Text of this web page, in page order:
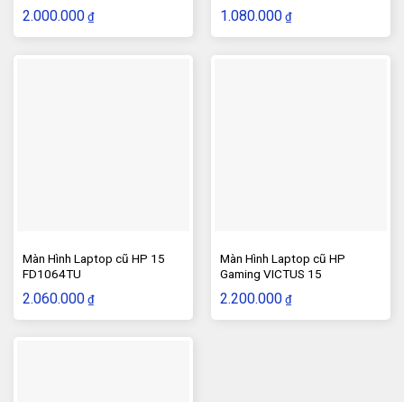
2.000.000 ₫ 1.080.000 ₫
Màn Hình Laptop cũ HP 15
FD1064TU
2.060.000 ₫
Màn Hình Laptop cũ HP
Gaming VICTUS 15
2.200.000 ₫